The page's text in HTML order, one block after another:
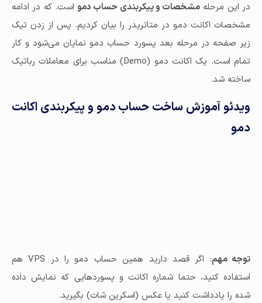
در این مرحله مشخصات و پیکربندی حساب دمواست. که در ادامه
مشخصات اکانت دمو در متاتریدر را بیان کردیم. پس از زدن تیک
زیر صفحه در مرحله بعد پسورد حساب دمو نمایان می‌شود و کار
تمام است. یک اکانت دمو (Demo) مناسب برای معاملات رباتیک
ساخته شد.
ویدئو آموزش ساخت حساب دمو و پیکربندی اکانت
دمو
توجه مهم
: اگر قصد دارید همین حساب دمو را در VPS هم
استفاده کنید، حتما شماره اکانت و پسوردهایی که نمایش داده
شده را یادداشت کنید یا عکس (اسکرین شات) بگیرید.